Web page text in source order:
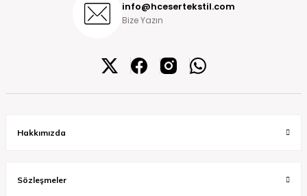
info@hcesertekstil.com
Bize Yazın
Hakkımızda
Sözleşmeler